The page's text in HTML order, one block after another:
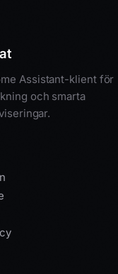
at
Assistant-klient för
och smarta